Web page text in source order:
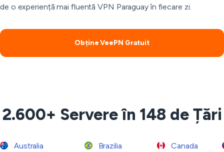
de o experiență mai fluentă VPN Paraguay în fiecare zi.
Obține VeePN Gratuit
2.600+ Servere în 148 de Țări
Australia Brazilia Canada